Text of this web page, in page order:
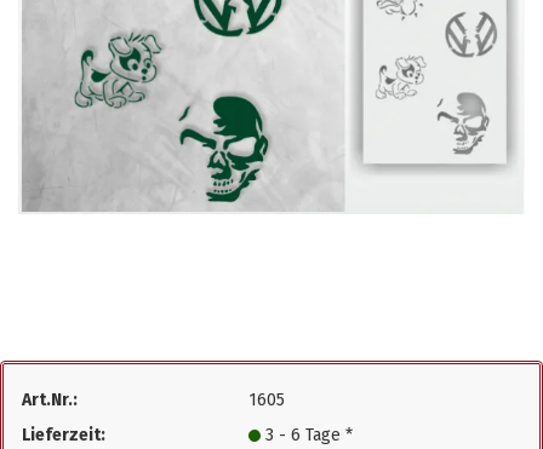
Art.Nr.:
1605
Lieferzeit:
3 - 6 Tage *